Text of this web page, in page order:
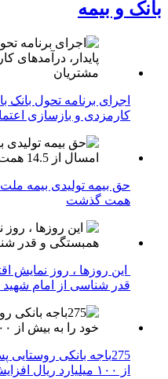
بانک و بیمه
اجرای برنامه تحول بانک
کارمزدی و بازسازی
همت گذشت
این روزها ، روز نمایش
قدر شناسی از امام
275باجه بانکی
از ۱۰۰ میلیارد ریال افزایش دادند